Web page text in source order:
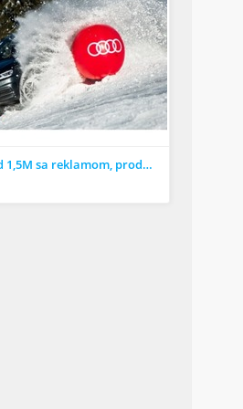
Lopte od 1,5M sa reklamom, prodaja sa lagera, štampa